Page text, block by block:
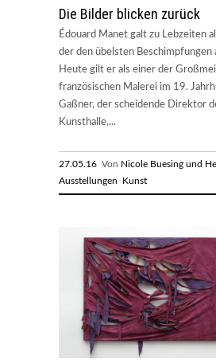
Die Bilder blicken zurück
Édouard Manet galt zu Lebzeiten
der den übelsten Beschimpfungen
Heute gilt er als einer der
französischen Malerei im 19.
Gaßner, der scheidende Direktor
Kunsthalle,...
27.05.16 Von Nicole Buesing und
Ausstellungen
Kunst